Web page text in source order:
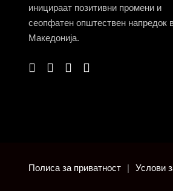
иницираат позитивни промени и
сеопфатен општествен напредок
Македонија.
Полиса за приватност | Услови